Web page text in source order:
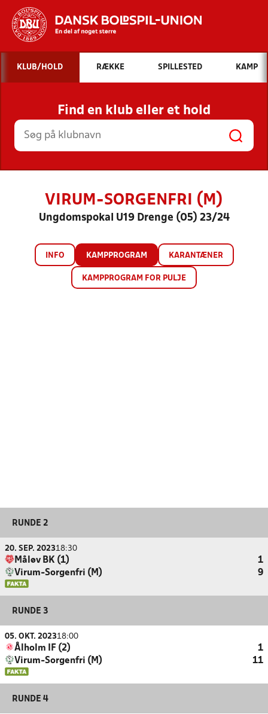
Hvad vil du søge efter?
INDHOLD OG NYHEDER
STILLINGER, RESULTATER, KLUBBER OG
HOLD
KLUB/HOLD RÆKKE SPILLESTED KAMP
Find en klub eller et hold
VIRUM-SORGENFRI (M)
Ungdomspokal U19 Drenge (05) 23/24
INFO KAMPPROGRAM KARANTÆNER
KAMPPROGRAM FOR PULJE
RUNDE 2
20. SEP. 202318:30
Måløv BK (1)
1
Virum-Sorgenfri (M)
9
RUNDE 3
05. OKT. 202318:00
Ålholm IF (2)
1
Virum-Sorgenfri (M)
11
RUNDE 4